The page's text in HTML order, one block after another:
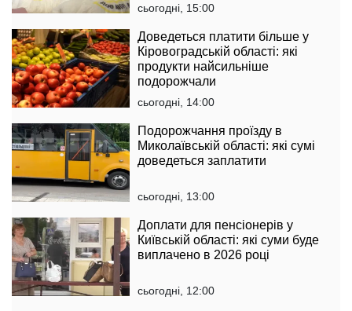
сьогодні, 15:00
Доведеться платити більше у
Кіровоградській області: які
продукти найсильніше
подорожчали
сьогодні, 14:00
Подорожчання проїзду в
Миколаївській області: які сумі
доведеться заплатити
сьогодні, 13:00
Доплати для пенсіонерів у
Київській області: які суми буде
виплачено в 2026 році
сьогодні, 12:00